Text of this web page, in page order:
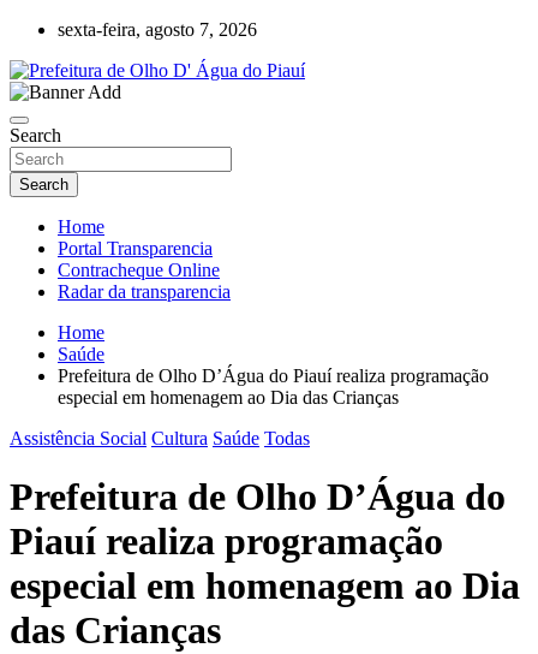
Skip
content
sexta-feira, agosto 7, 2026
Prefeitura de Olho D' Água do Piauí
Search
Search
Home
Portal Transparencia
Contracheque Online
Radar da transparencia
Home
Saúde
Prefeitura de Olho D’Água do Piauí realiza programação
especial em homenagem ao Dia das Crianças
Assistência Social Cultura Saúde Todas
Prefeitura de Olho D’Água do
Piauí realiza programação
especial em homenagem ao Dia
das Crianças